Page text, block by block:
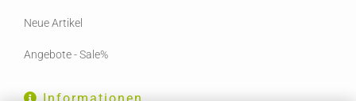
Neue Artikel
Angebote - Sale%